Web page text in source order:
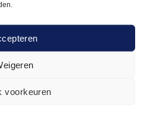
voorkeuren
van Arendje helpen je graag